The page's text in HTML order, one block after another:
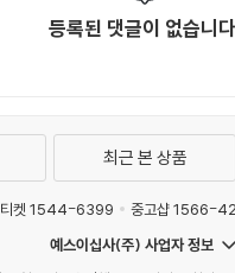
등록된 댓글이 없습니
최근 본 상품
티켓 1544-6399 중고샵 1566-
예스이십사(주) 사업자 정보